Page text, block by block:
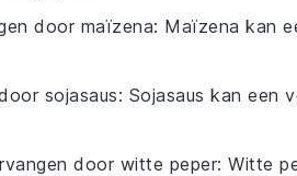
door maïzena: Maïzena kan
sojasaus: Sojasaus kan een
door witte peper: Witte